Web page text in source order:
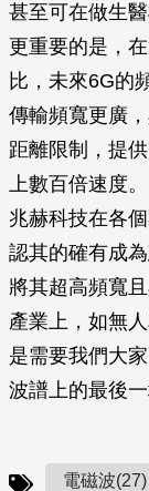
甚至可在做生
更重要的是，
比，未來6G的
傳輸頻寬更廣
距離限制，提
上數百倍速度
兆赫科技在各
認其的確有成
將其超高頻寬
產業上，如無
是需要我們大
波譜上的最後一
電磁波(27)